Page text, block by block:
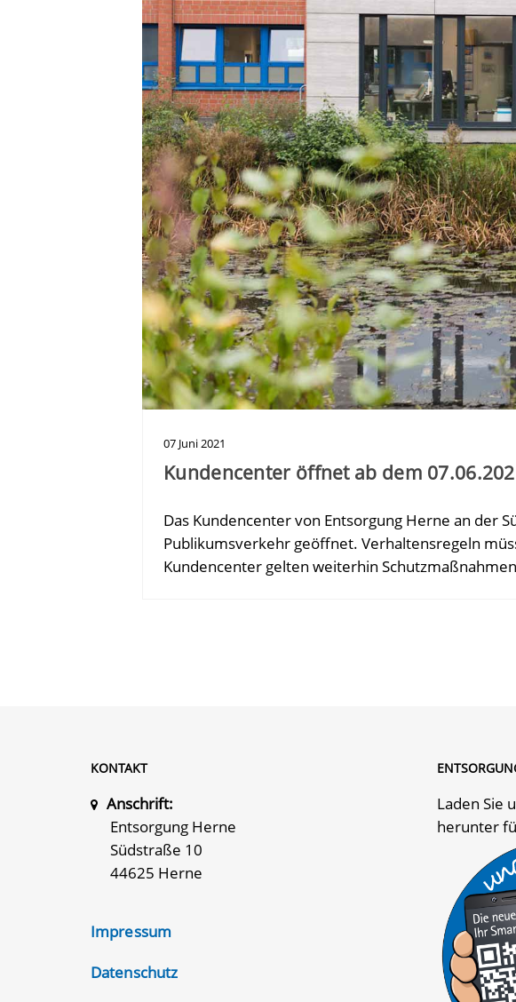
07 Juni2021
Kundencenter öffnet ab dem
Das Kundencenter von Entsorgung Herne an der
Publikumsverkehr geöffnet. Verhaltensregeln
Kundencenter gelten weiterhin
KONTAKT
Anschrift:
Entsorgung Herne
Südstraße 10
44625 Herne
Impressum
Datenschutz
Laden Sie
herunter